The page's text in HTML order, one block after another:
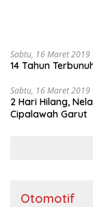
Sabtu, 16 Maret
14 Tahun
Sabtu, 16 Maret
2 Hari Hilang,
Cipalawah Garut
Otomotif